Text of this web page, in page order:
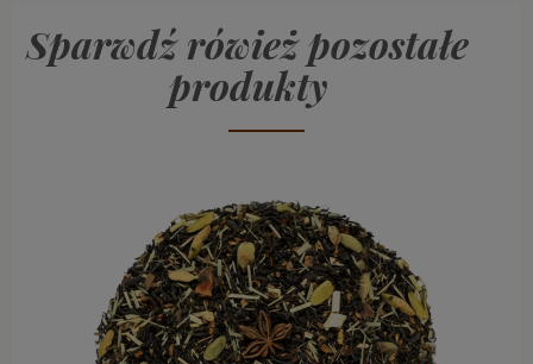
Sparwdź rówież pozostałe
produkty